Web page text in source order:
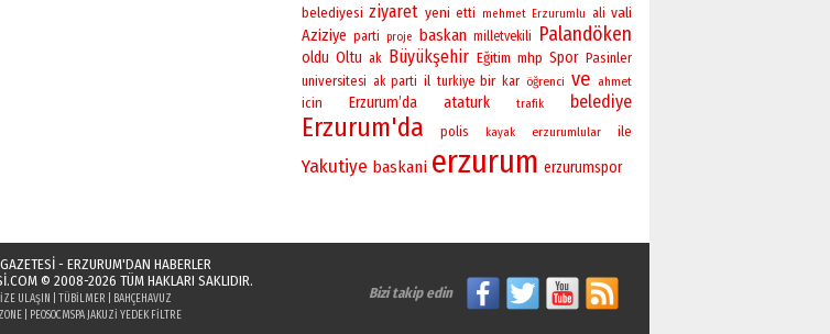
belediyesi ziyaret yeni etti mehmet Erzurumlu ali vali
Aziziye parti proje baskan milletvekili Palandöken
oldu Oltu ak Büyükşehir Eğitim mhp Spor Pasinler
universitesi ak parti il turkiye bir kar öğrenci ve ahmet
icin Erzurum’da ataturk trafik belediye
Erzurum'da polis kayak erzurumlular ile
Yakutiye baskani erzurum erzurumspor
- ERZURUM'DAN HABERLER
© 2008-2026 TÜM HAKLARI SAKLIDIR.
ULAŞIN TÜBILMER
BAHÇEHAVUZ
PEOSOCMSPA JAKUZI YEDEK FILTRE
Bizi takip edin